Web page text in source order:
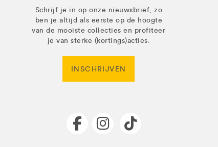
Schrijf je in op onze nieuwsbrief, zo
ben je altijd als eerste op de hoogte
van de mooiste collecties en profiteer
je van sterke (kortings)acties.
INSCHRIJVEN